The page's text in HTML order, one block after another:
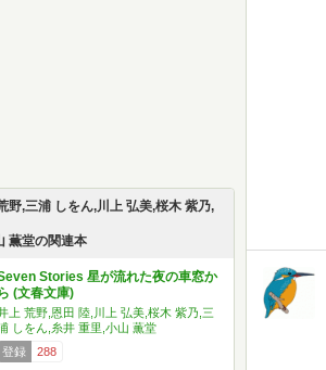
野,三浦 しをん,川上 弘美,桜木 紫乃,
薫堂の関連本
Stories 星が流れた夜の車窓か
ら (文春文庫)
上 荒野,恩田 陸,川上 弘美,桜木 紫乃,三
しをん,糸井 重里,小山 薫堂
登録
288